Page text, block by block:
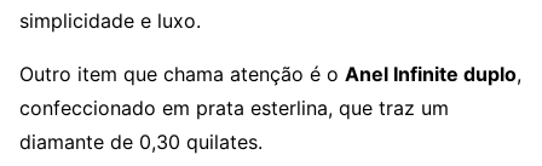
simplicidade e luxo.
Outro item que chama atenção é o Anel Infinite duplo,
confeccionado em prata esterlina, que traz um
diamante de 0,30 quilates.